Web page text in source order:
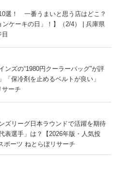
選！ 一番うまいと思う店はどこ？
ンケーキの日」！】（2/4） | 兵庫県
ズの“1980円クーラーバッグ”が評
保冷剤を止めるベルトが良い」
サーチ
ズリーグ日本ラウンドで活躍を期待
表選手」は？【2026年版・人気投
ポーツ ねとらぼリサーチ